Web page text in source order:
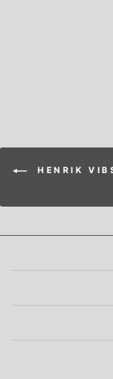
HENRIK